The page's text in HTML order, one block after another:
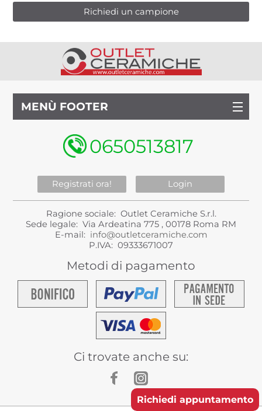
Richiedi appuntamento
MENÙ FOOTER
0650513817
Registrati ora! Login
Ragione sociale: Outlet Ceramiche S.r.l.
Sede legale: Via Ardeatina 775 , 00178 Roma RM
E-mail: info@outletceramiche.com
P.IVA: 09333671007
Metodi di pagamento
Ci trovate anche su: